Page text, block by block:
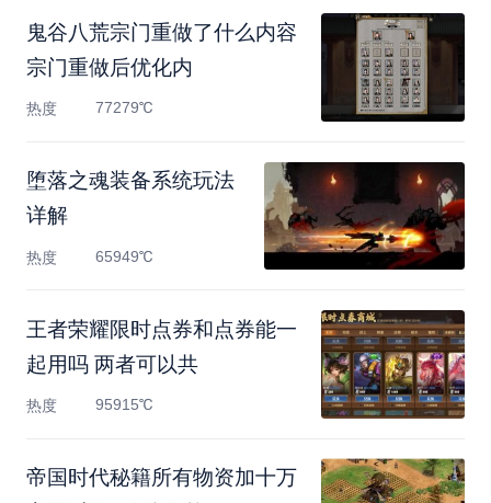
鬼谷八荒宗门重做了什么内容
宗门重做后优化内
热度 77279℃
堕落之魂装备系统玩法
详解
热度 65949℃
王者荣耀限时点券和点券能一
起用吗 两者可以共
热度 95915℃
帝国时代秘籍所有物资加十万